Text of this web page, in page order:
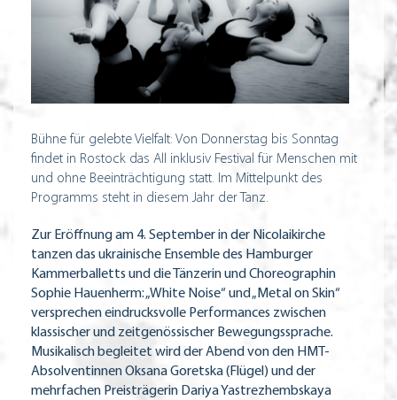
Bühne für gelebte Vielfalt: Von Donnerstag bis Sonntag
findet in Rostock das All inklusiv Festival für Menschen mit
und ohne Beeinträchtigung statt. Im Mittelpunkt des
Programms steht in diesem Jahr der Tanz.
Zur Eröffnung am 4. September in der Nicolaikirche
tanzen das ukrainische Ensemble des Hamburger
Kammerballetts und die Tänzerin und Choreographin
Sophie Hauenherm: „White Noise“ und „Metal on Skin“
versprechen eindrucksvolle Performances zwischen
klassischer und zeitgenössischer Bewegungssprache.
Musikalisch begleitet wird der Abend von den HMT-
Absolventinnen Oksana Goretska (Flügel) und der
mehrfachen Preisträgerin Dariya Yastrezhembskaya